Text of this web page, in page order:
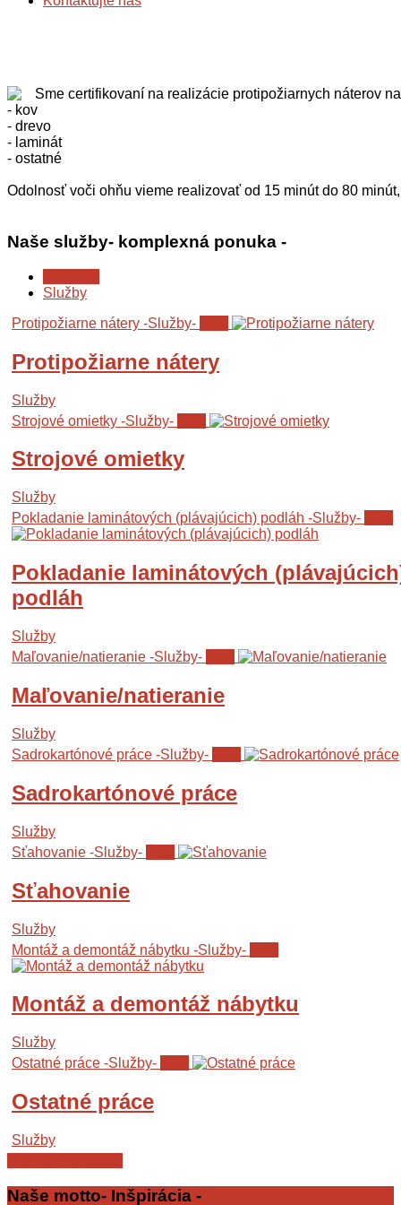
Sme certifikovaní na realizácie protipožiarnych náterov
- kov
- drevo
- laminát
- ostatné
Odolnosť voči ohňu vieme realizovať od 15 minút do 80
Naše služby- komplexná ponuka -
Služby
Protipožiarne nátery -Služby-
Protipožiarne nátery
Služby
Strojové omietky -Služby-
Strojové omietky
Služby
Pokladanie laminátových (plávajúcich) podláh -Služby-
Pokladanie laminátových
podláh
Služby
Maľovanie/natieranie -Služby-
Maľovanie/natieranie
Služby
Sadrokartónové práce -Služby-
Sadrokartónové práce
Služby
Sťahovanie -Služby-
Sťahovanie
Služby
Montáž a demontáž nábytku -Služby-
Montáž a demontáž nábytku
Služby
Ostatné práce -Služby-
Ostatné práce
Služby
Naše motto- Inšpirácia -